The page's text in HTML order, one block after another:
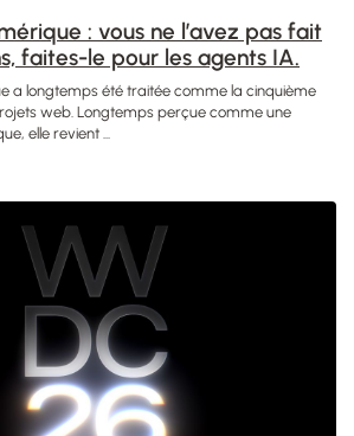
: vous ne l’avez pas fait
faites-le pour les agents IA.
a longtemps été traitée comme la cinquième
web. Longtemps perçue comme une
elle revient ...